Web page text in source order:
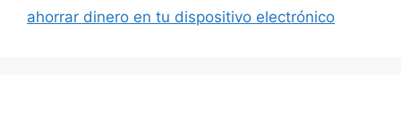
ahorrar dinero en tu dispositivo electrónico